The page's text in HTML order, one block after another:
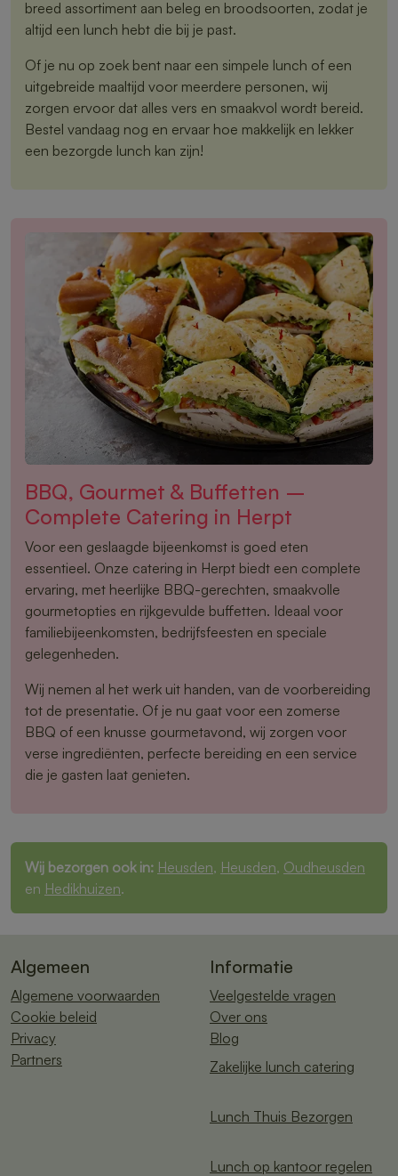
breed assortiment aan beleg en broodsoorten, zodat je
altijd een lunch hebt die bij je past.
Of je nu op zoek bent naar een simpele lunch of een
uitgebreide maaltijd voor meerdere personen, wij
zorgen ervoor dat alles vers en smaakvol wordt bereid.
Bestel vandaag nog en ervaar hoe makkelijk en lekker
een bezorgde lunch kan zijn!
BBQ, Gourmet & Buffetten –
Complete Catering in Herpt
Voor een geslaagde bijeenkomst is goed eten
essentieel. Onze catering in Herpt biedt een complete
ervaring, met heerlijke BBQ-gerechten, smaakvolle
gourmetopties en rijkgevulde buffetten. Ideaal voor
familiebijeenkomsten, bedrijfsfeesten en speciale
gelegenheden.
Wij nemen al het werk uit handen, van de voorbereiding
tot de presentatie. Of je nu gaat voor een zomerse
BBQ of een knusse gourmetavond, wij zorgen voor
verse ingrediënten, perfecte bereiding en een service
die je gasten laat genieten.
Wij bezorgen ook in: Heusden, Heusden, Oudheusden
en Hedikhuizen.
Algemeen
Algemene voorwaarden
Cookie beleid
Privacy
Partners
Informatie
Veelgestelde vragen
Over ons
Blog
Zakelijke lunch catering
Lunch Thuis Bezorgen
Lunch op kantoor regelen